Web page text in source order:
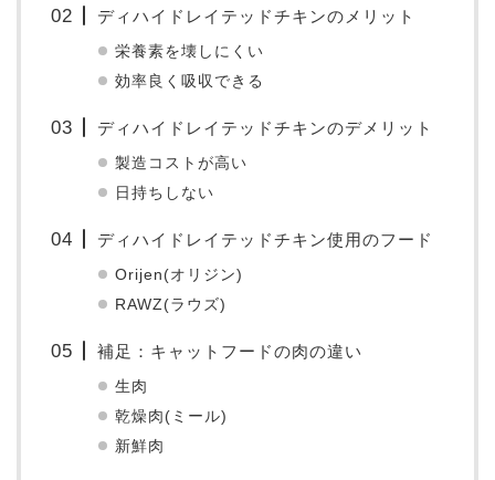
ディハイドレイテッドチキンのメリット
栄養素を壊しにくい
効率良く吸収できる
ディハイドレイテッドチキンのデメリット
製造コストが高い
日持ちしない
ディハイドレイテッドチキン使用のフード
Orijen(オリジン)
RAWZ(ラウズ)
補足：キャットフードの肉の違い
生肉
乾燥肉(ミール)
新鮮肉